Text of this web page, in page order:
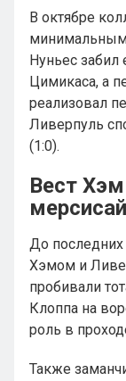
В октябре
минимальным
Нуньес забил
Цимикаса, а
реализовал
Ливерпуль
(1:0).
Вест
До
Хэмом и
пробивали
Клоппа на
роль в
Также